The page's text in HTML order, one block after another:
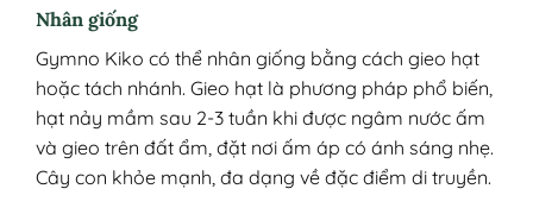
Nhân giống
Gymno Kiko có thể nhân giống bằng cách gieo hạt
hoặc tách nhánh. Gieo hạt là phương pháp phổ biến,
hạt nảy mầm sau 2-3 tuần khi được ngâm nước ấm
và gieo trên đất ẩm, đặt nơi ấm áp có ánh sáng nhẹ.
Cây con khỏe mạnh, đa dạng về đặc điểm di truyền.